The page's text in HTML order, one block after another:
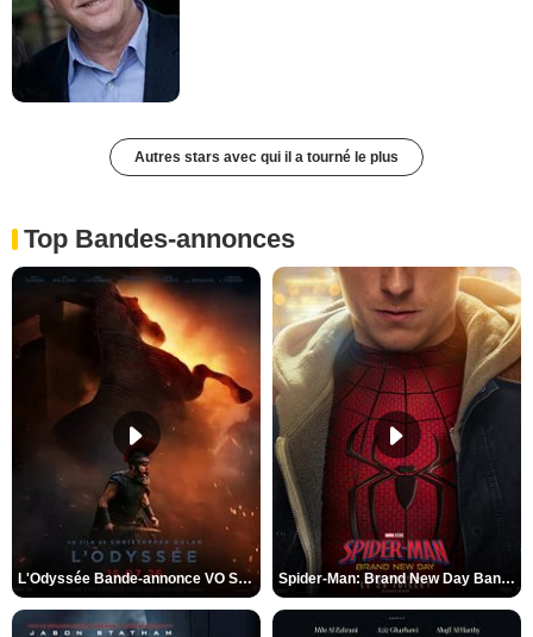
Autres stars avec qui il a tourné le plus
Top Bandes-annonces
L'Odyssée Bande-annonce VO STFR Spider-Man: Brand New Day Bande-annonce VO STFR